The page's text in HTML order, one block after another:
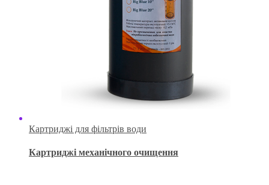
Картриджі для фільтрів води
Картриджі механічного очищення